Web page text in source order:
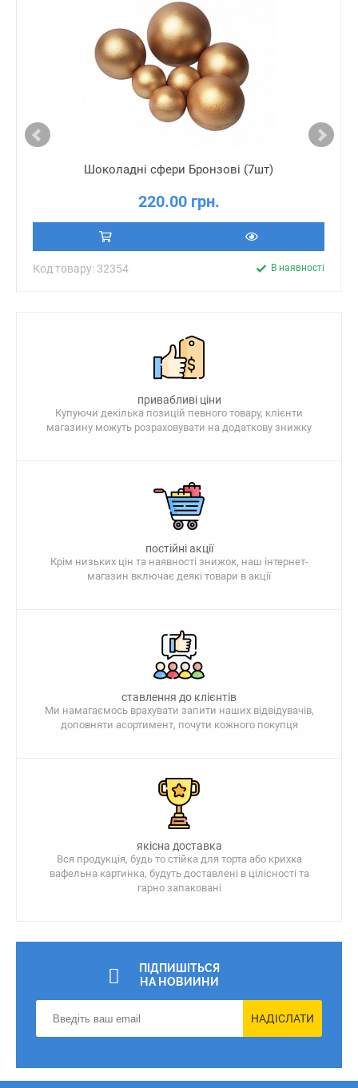
Шоколадні сфери Бронзові (7шт)
220.00 грн.
Код товару: 32354 В наявності
привабливі ціни
Купуючи декілька позицій певного товару, клієнти
магазину можуть розраховувати на додаткову знижку
постійні акції
Крім низьких цін та наявності знижок, наш інтернет-
магазин включає деякі товари в акції
ставлення до клієнтів
Ми намагаємось врахувати запити наших відвідувачів,
доповняти асортимент, почути кожного покупця
якісна доставка
Вся продукція, будь то стійка для торта або крихка
вафельна картинка, будуть доставлені в цілісності та
гарно запаковані
ПІДПИШІТЬСЯ
НА НОВИИНИ
НАДІСЛАТИ